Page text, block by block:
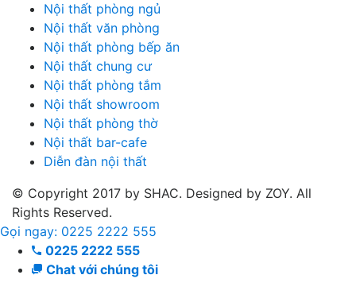
Nội thất phòng ngủ
Nội thất văn phòng
Nội thất phòng bếp ăn
Nội thất chung cư
Nội thất phòng tắm
Nội thất showroom
Nội thất phòng thờ
Nội thất bar-cafe
Diễn đàn nội thất
© Copyright 2017 by SHAC. Designed by ZOY. All
Rights Reserved.
Gọi ngay: 0225 2222 555
0225 2222 555
Chat với chúng tôi